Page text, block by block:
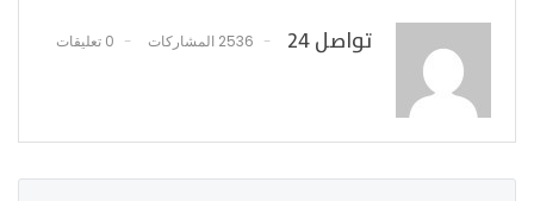
تواصل 24 2536 المشاركات 0 تعليقات